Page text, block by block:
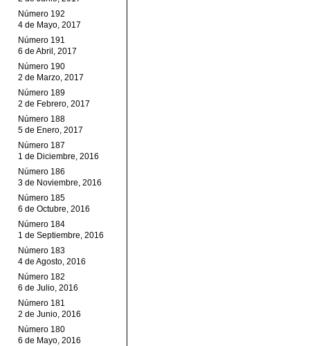
Número 192
4 de Mayo, 2017
Número 191
6 de Abril, 2017
Número 190
2 de Marzo, 2017
Número 189
2 de Febrero, 2017
Número 188
5 de Enero, 2017
Número 187
1 de Diciembre, 2016
Número 186
3 de Noviembre, 2016
Número 185
6 de Octubre, 2016
Número 184
1 de Septiembre, 2016
Número 183
4 de Agosto, 2016
Número 182
6 de Julio, 2016
Número 181
2 de Junio, 2016
Número 180
6 de Mayo, 2016